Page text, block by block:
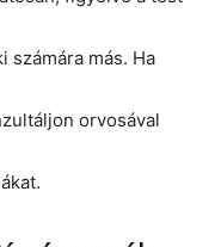
számára más. Ha
orvosával